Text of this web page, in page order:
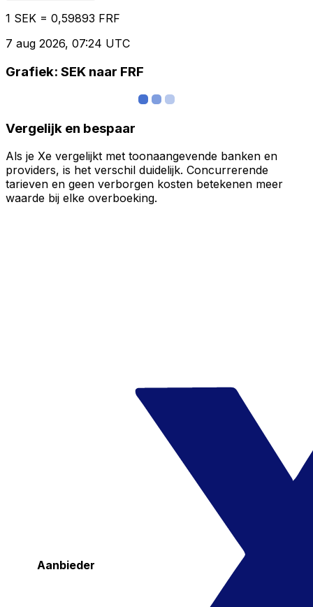
1 SEK = 0,59893 FRF
7 aug 2026, 07:24 UTC
Grafiek: SEK naar FRF
Vergelijk en bespaar
Als je Xe vergelijkt met toonaangevende banken en
providers, is het verschil duidelijk. Concurrerende
tarieven en geen verborgen kosten betekenen meer
waarde bij elke overboeking.
Aanbieder